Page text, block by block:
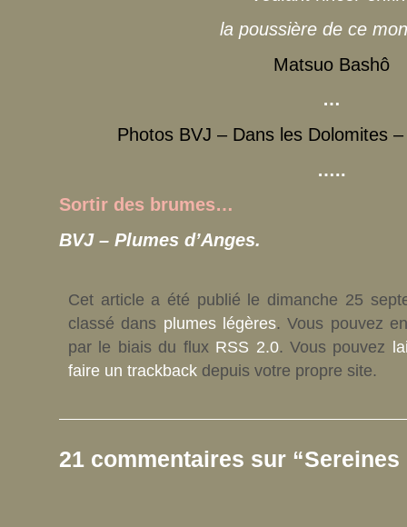
la poussière de ce
Matsuo Bashô
…
Photos BVJ – Dans les Dolomites
…..
Sortir des brumes…
BVJ – Plumes d’Anges.
Cet article a été publié le dimanche 25
classé dans plumes légères. Vous pouvez
par le biais du flux RSS 2.0. Vous pouvez
faire un trackback depuis votre propre site.
21 commentaires sur